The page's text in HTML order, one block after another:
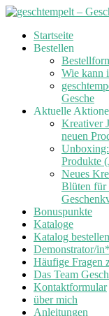
Skip
Startseite
Bestellen
Wie kann
Gesche
Aktuelle
Kreativer
neuen
Produkte
Neues
Blüten für
Bonuspunkte
Kataloge
Katalog bestellen
Demonstrator/
Häufige Fragen
Das Team
Kontaktformular
über mich
Anleitungen